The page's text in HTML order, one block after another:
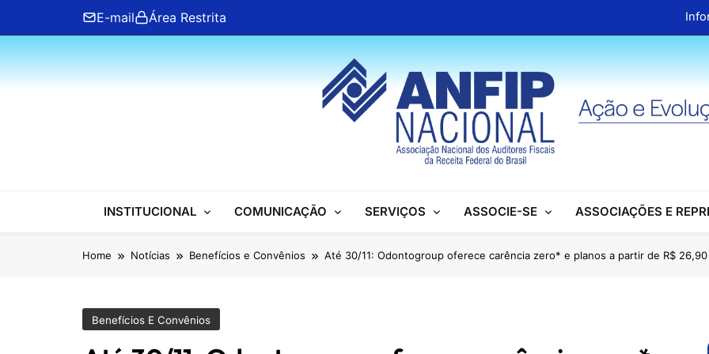
content
E-mail Área Restrita
ANFIP Nacional recebe visita da superintendente
Preparativos para o XIX Encontro
Almoço em homenagem ao Dia
Preparativos para o XIX Encontro
Almoço em homenagem ao Dia
ANFIP Nacional
INSTITUCIONAL COMUNICAÇÃO SERVIÇOS ASSOCIE-SE ASSOCIAÇÕES E
Home Notícias Benefícios e Convênios Até 30/11: Odontogroup oferece carência zero* e planos a partir de R$ 26,90
Benefícios E Convênios